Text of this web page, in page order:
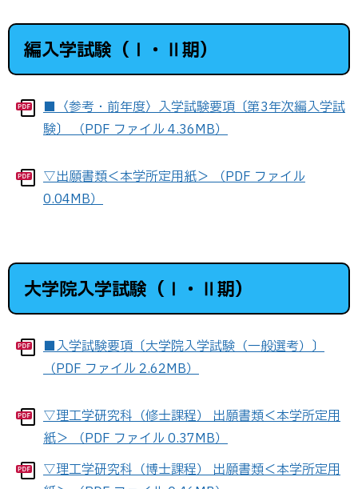
編入学試験（Ⅰ・Ⅱ期）
■〈参考・前年度〉入学試験要項〔第3年次編入学試
験〕 （PDF ファイル 4.36MB）
▽出願書類＜本学所定用紙＞ （PDF ファイル
0.04MB）
大学院入学試験（Ⅰ・Ⅱ期）
■入学試験要項〔大学院入学試験（一般選考）〕
（PDF ファイル 2.62MB）
▽理工学研究科（修士課程） 出願書類＜本学所定用
紙＞ （PDF ファイル 0.37MB）
▽理工学研究科（博士課程） 出願書類＜本学所定用